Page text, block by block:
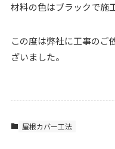
材料の色はブラックで施
この度は弊社に工事のご
ざいました。
屋根カバー工法